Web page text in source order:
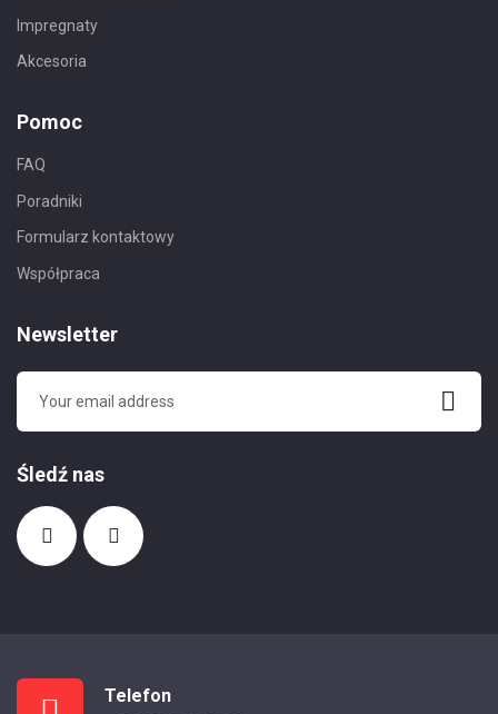
Impregnaty
Akcesoria
Pomoc
FAQ
Poradniki
Formularz kontaktowy
Współpraca
Newsletter
Śledź nas
Telefon